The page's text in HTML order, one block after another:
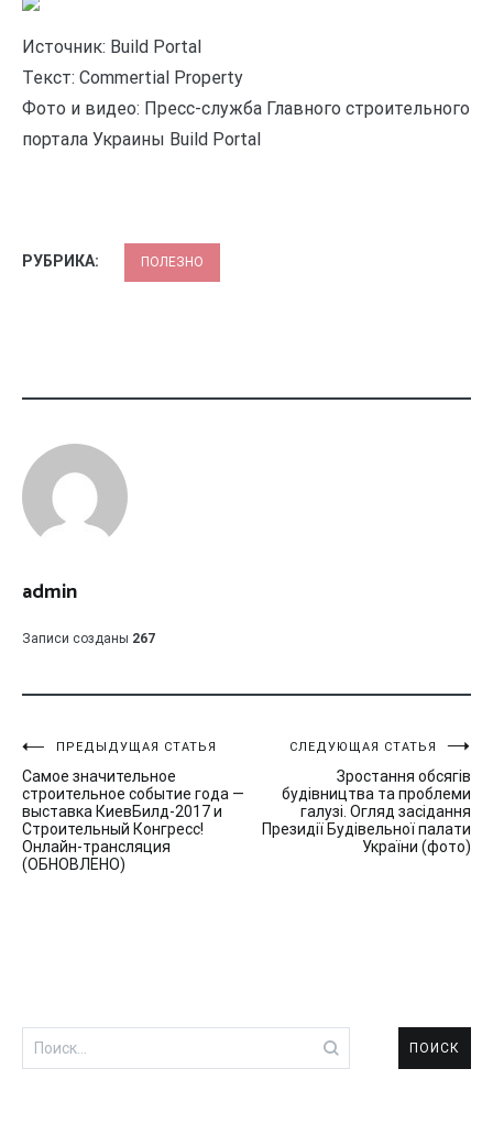
Источник: Build Portal
Текст: Commertial Property
Фото и видео: Пресс-служба Главного строительного
портала Украины Build Portal
РУБРИКА: ПОЛЕЗНО
admin
Записи созданы 267
Навигация
по
записям
ПРЕДЫДУЩАЯ СТАТЬЯ
Самое значительное
строительное событие года —
выставка КиевБилд-2017 и
Строительный Конгресс!
Онлайн-трансляция
(ОБНОВЛЕНО)
СЛЕДУЮЩАЯ СТАТЬЯ
Зростання обсягів
будівництва та проблеми
галузі. Огляд засідання
Президії Будівельної палати
України (фото)
Найти: